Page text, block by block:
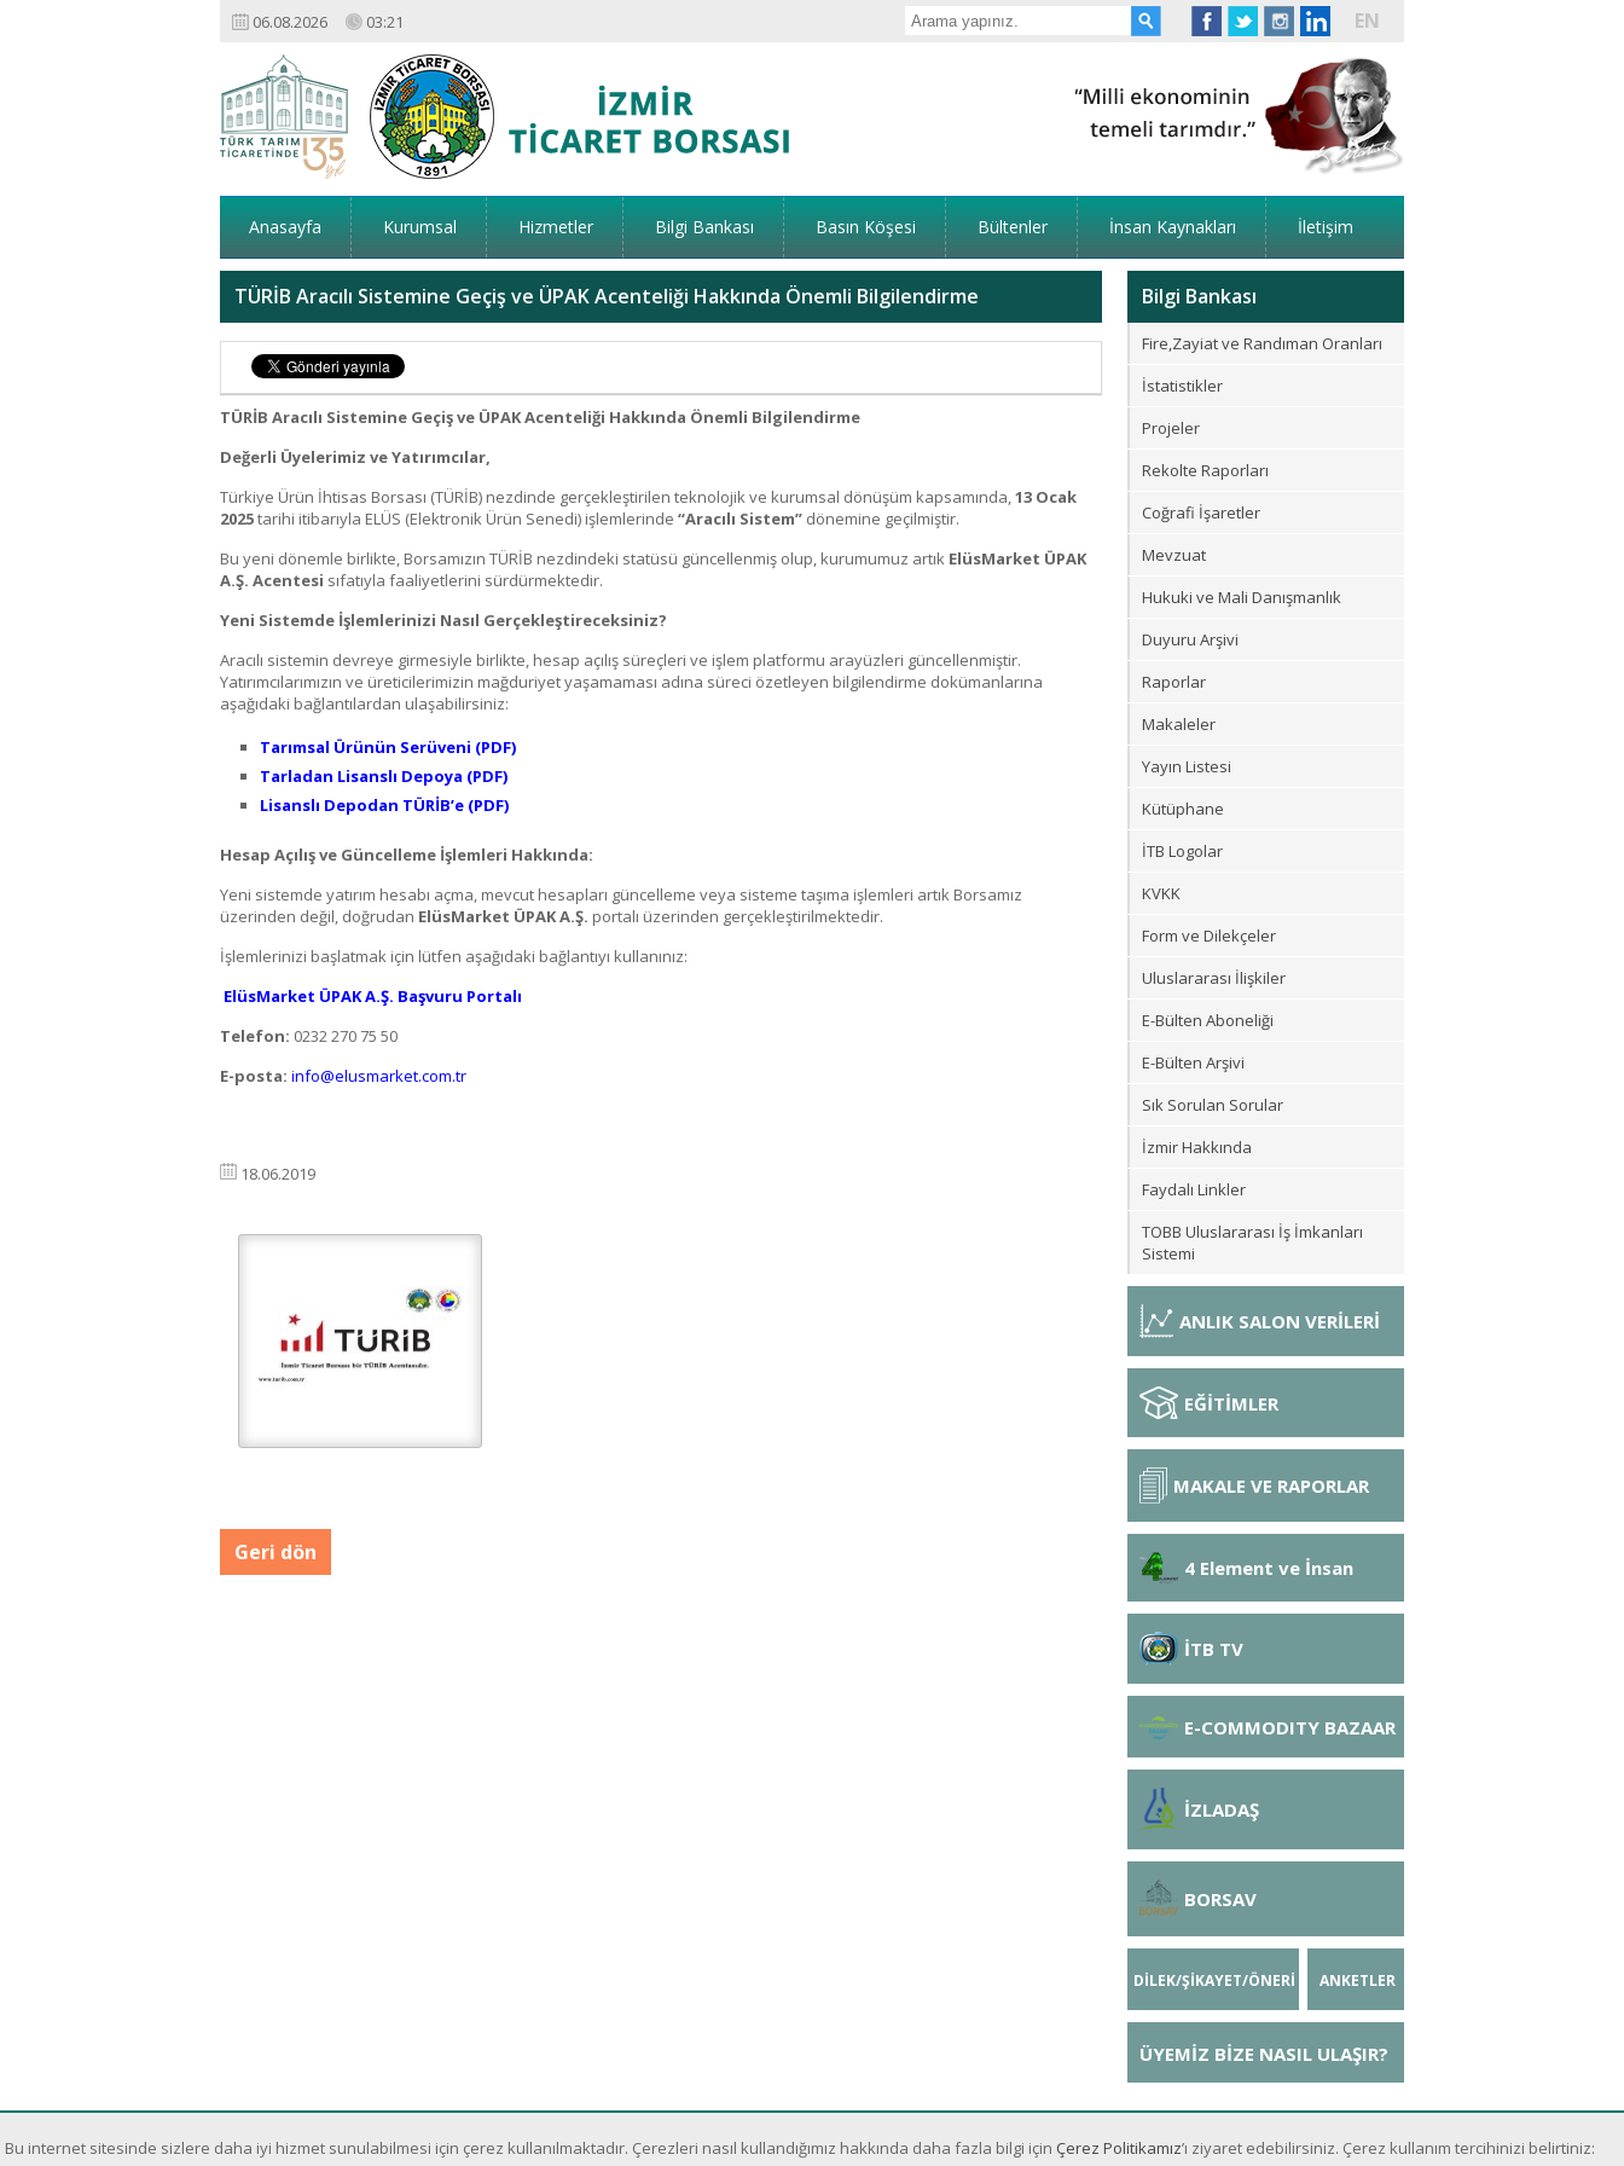
06.08.2026 03:21 EN
Anasayfa Kurumsal Hizmetler Bilgi Bankası Basın Köşesi Bültenler İnsan Kaynakları İletişim
TÜRİB Aracılı Sistemine Geçiş ve ÜPAK Acenteliği Hakkında Önemli Bilgilendirme
TÜRİB Aracılı Sistemine Geçiş ve ÜPAK Acenteliği Hakkında Önemli Bilgilendirme
Değerli Üyelerimiz ve Yatırımcılar,
Türkiye Ürün İhtisas Borsası (TÜRİB) nezdinde gerçekleştirilen teknolojik ve kurumsal dönüşüm kapsamında,13 Ocak
2025tarihi itibarıyla ELÜS (Elektronik Ürün Senedi) işlemlerinde “Aracılı Sistem” dönemine geçilmiştir.
Bu yeni dönemle birlikte, Borsamızın TÜRİB nezdindeki statüsü güncellenmiş olup, kurumumuz artık ElüsMarket ÜPAK
A.Ş. Acentesi sıfatıyla faaliyetlerini sürdürmektedir.
Yeni Sistemde İşlemlerinizi Nasıl Gerçekleştireceksiniz?
Aracılı sistemin devreye girmesiyle birlikte, hesap açılış süreçleri ve işlem platformu arayüzleri güncellenmiştir.
Yatırımcılarımızın ve üreticilerimizin mağduriyet yaşamaması adına süreci özetleyen bilgilendirme dokümanlarına
aşağıdaki bağlantılardan ulaşabilirsiniz:
Tarımsal Ürünün Serüveni (PDF)
Tarladan Lisanslı Depoya (PDF)
Lisanslı Depodan TÜRİB’e (PDF)
Hesap Açılış ve Güncelleme İşlemleri Hakkında:
Yeni sistemde yatırım hesabı açma, mevcut hesapları güncelleme veya sisteme taşıma işlemleri artık Borsamız
üzerinden değil, doğrudan ElüsMarket ÜPAK A.Ş. portalı üzerinden gerçekleştirilmektedir.
İşlemlerinizi başlatmak için lütfen aşağıdaki bağlantıyı kullanınız:
ElüsMarket ÜPAK A.Ş. Başvuru Portalı
Telefon: 0232 270 75 50
E-posta: info@elusmarket.com.tr
18.06.2019
Geri dön
Bilgi Bankası
Fire,Zayiat ve Randıman Oranları
İstatistikler
Projeler
Rekolte Raporları
Coğrafi İşaretler
Mevzuat
Hukuki ve Mali Danışmanlık
Duyuru Arşivi
Raporlar
Makaleler
Yayın Listesi
Kütüphane
İTB Logolar
KVKK
Form ve Dilekçeler
Uluslararası İlişkiler
E-Bülten Aboneliği
E-Bülten Arşivi
Sık Sorulan Sorular
İzmir Hakkında
Faydalı Linkler
TOBB Uluslararası İş İmkanları
Sistemi
ANLIK SALON VERİLERİ
EĞİTİMLER
MAKALE VE RAPORLAR
4 Element ve İnsan
İTB TV
E-COMMODITY BAZAAR
İZLADAŞ
BORSAV
DİLEK/ŞİKAYET/ÖNERİ ANKETLER
ÜYEMİZ BİZE NASIL ULAŞIR?
Bu internet sitesinde sizlere daha iyi hizmet sunulabilmesi için çerez kullanılmaktadır. Çerezleri nasıl kullandığımız hakkında daha fazla bilgi için Çerez Politikamız’ı ziyaret edebilirsiniz. Çerez kullanım tercihinizi belirtiniz: